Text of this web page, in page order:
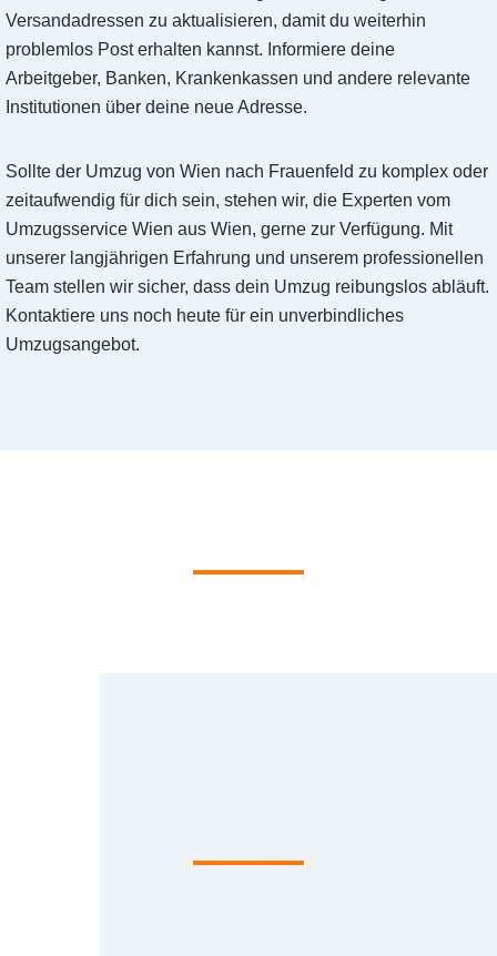
Versandadressen zu aktualisieren, damit du weiterhin
problemlos Post erhalten kannst. Informiere deine
Arbeitgeber, Banken, Krankenkassen und andere relevante
Institutionen über deine neue Adresse.
Sollte der Umzug von Wien nach Frauenfeld zu komplex oder
zeitaufwendig für dich sein, stehen wir, die Experten vom
Umzugsservice Wien aus Wien, gerne zur Verfügung. Mit
unserer langjährigen Erfahrung und unserem professionellen
Team stellen wir sicher, dass dein Umzug reibungslos abläuft.
Kontaktiere uns noch heute für ein unverbindliches
Umzugsangebot.